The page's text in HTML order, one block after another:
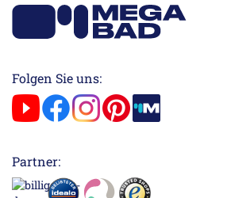
Folgen Sie uns:
Partner: